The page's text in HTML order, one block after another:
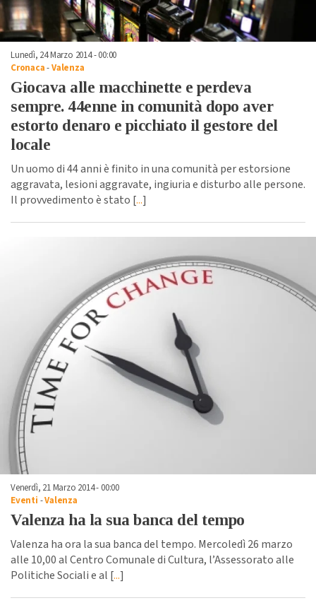
Lunedì, 24 Marzo 2014 - 00:00
Cronaca-Valenza
Giocava alle macchinette e perdeva
sempre. 44enne in comunità dopo aver
estorto denaro e picchiato il gestore del
locale
Un uomo di 44 anni è finito in una comunità per estorsione
aggravata, lesioni aggravate, ingiuria e disturbo alle persone.
Il provvedimento è stato [...]
Venerdì, 21 Marzo 2014 - 00:00
Eventi -Valenza
Valenza ha la sua banca del tempo
Valenza ha ora la sua banca del tempo. Mercoledì 26 marzo
alle 10,00 al Centro Comunale di Cultura, l’Assessorato alle
Politiche Sociali e al [...]